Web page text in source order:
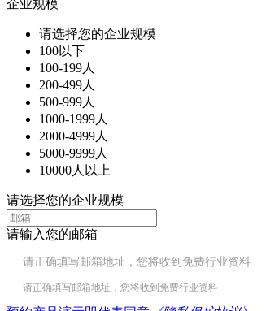
企业规模
请选择您的企业规模
100以下
100-199人
200-499人
500-999人
1000-1999人
2000-4999人
5000-9999人
10000人以上
请选择您的企业规模
请输入您的邮箱
请正确填写邮箱地址，您将收到免费行业资料
请正确填写邮箱地址，您将收到免费行业资料